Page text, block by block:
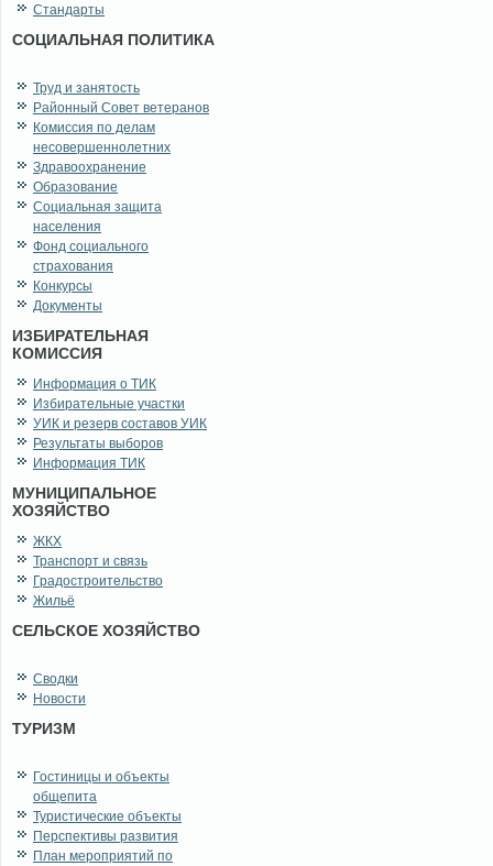
Стандарты
СОЦИАЛЬНАЯ ПОЛИТИКА
Труд и занятость
Районный Совет ветеранов
Комиссия по делам
несовершеннолетних
Здравоохранение
Образование
Социальная защита
населения
Фонд социального
страхования
Конкурсы
Документы
ИЗБИРАТЕЛЬНАЯ
КОМИССИЯ
Информация о ТИК
Избирательные участки
УИК и резерв составов УИК
Результаты выборов
Информация ТИК
МУНИЦИПАЛЬНОЕ
ХОЗЯЙСТВО
ЖКХ
Транспорт и связь
Градостроительство
Жильё
СЕЛЬСКОЕ ХОЗЯЙСТВО
Сводки
Новости
ТУРИЗМ
Гостиницы и объекты
общепита
Туристические объекты
Перспективы развития
План мероприятий по